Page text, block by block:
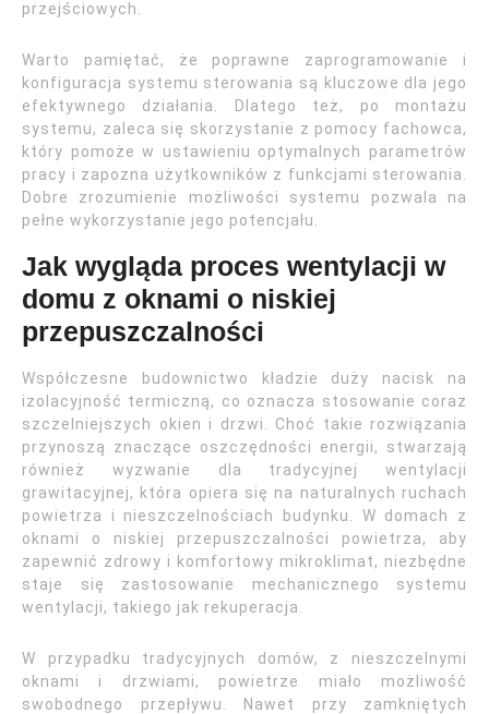
przejściowych.
Warto pamiętać, że poprawne zaprogramowanie i
konfiguracja systemu sterowania są kluczowe dla jego
efektywnego działania. Dlatego też, po montażu
systemu, zaleca się skorzystanie z pomocy fachowca,
który pomoże w ustawieniu optymalnych parametrów
pracy i zapozna użytkowników z funkcjami sterowania.
Dobre zrozumienie możliwości systemu pozwala na
pełne wykorzystanie jego potencjału.
Jak wygląda proces wentylacji w
domu z oknami o niskiej
przepuszczalności
Współczesne budownictwo kładzie duży nacisk na
izolacyjność termiczną, co oznacza stosowanie coraz
szczelniejszych okien i drzwi. Choć takie rozwiązania
przynoszą znaczące oszczędności energii, stwarzają
również wyzwanie dla tradycyjnej wentylacji
grawitacyjnej, która opiera się na naturalnych ruchach
powietrza i nieszczelnościach budynku. W domach z
oknami o niskiej przepuszczalności powietrza, aby
zapewnić zdrowy i komfortowy mikroklimat, niezbędne
staje się zastosowanie mechanicznego systemu
wentylacji, takiego jak rekuperacja.
W przypadku tradycyjnych domów, z nieszczelnymi
oknami i drzwiami, powietrze miało możliwość
swobodnego przepływu. Nawet przy zamkniętych